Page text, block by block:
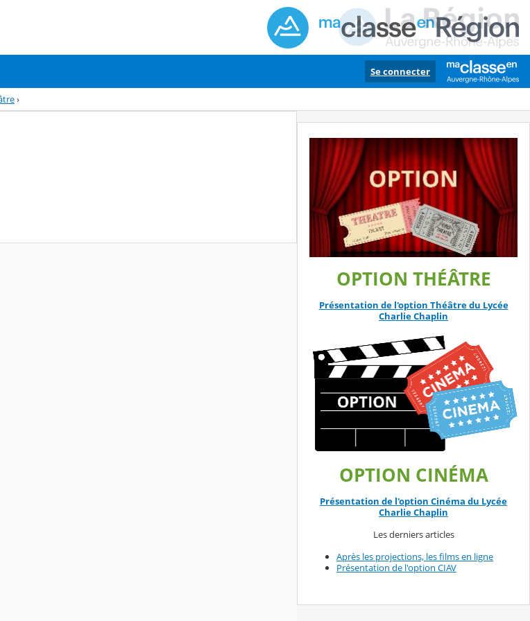
Se connecter
›
OPTION THÉÂTRE
Présentation de l'option Théâtre du Lycée
Charlie Chaplin
OPTION CINÉMA
Présentation de l'option Cinéma du Lycée
Charlie Chaplin
Les derniers articles
Après les projections, les films en ligne
Présentation de l'option CIAV